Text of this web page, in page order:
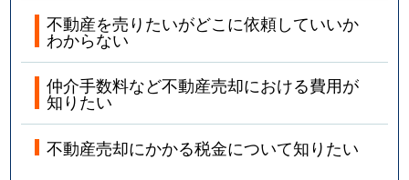
不動産を売りたいがどこに依頼していいか
わからない
仲介手数料など不動産売却における費用が
知りたい
不動産売却にかかる税金について知りたい